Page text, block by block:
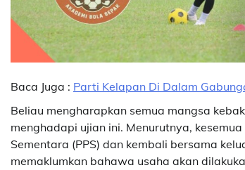
Baca Juga : Parti Kelapan Di Dalam
Beliau mengharapkan semua mangsa
menghadapi ujian ini. Menurutnya,
Sementara (PPS) dan kembali bersama
memaklumkan bahawa usaha akan